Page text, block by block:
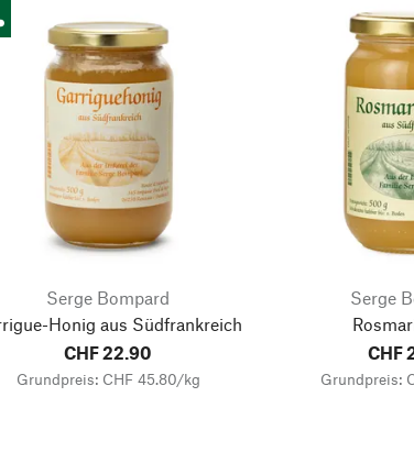
Serge Bompard
Honig aus Südfrankreich
CHF 22.90
Grundpreis: CHF 45.80/kg
Serge
CHF
Grundpreis: